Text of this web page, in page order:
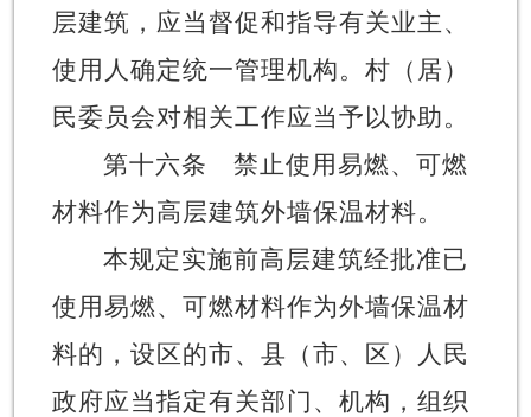
层建筑，应当督促和指导有关业主、
使用人确定统一管理机构。村（居）
民委员会对相关工作应当予以协助。
第十六条
禁止使用易燃、可燃
材料作为高层建筑外墙保温材料。
本规定实施前高层建筑经批准已
使用易燃、可燃材料作为外墙保温材
料的，设区的市、县（市、区）人民
政府应当指定有关部门、机构，组织